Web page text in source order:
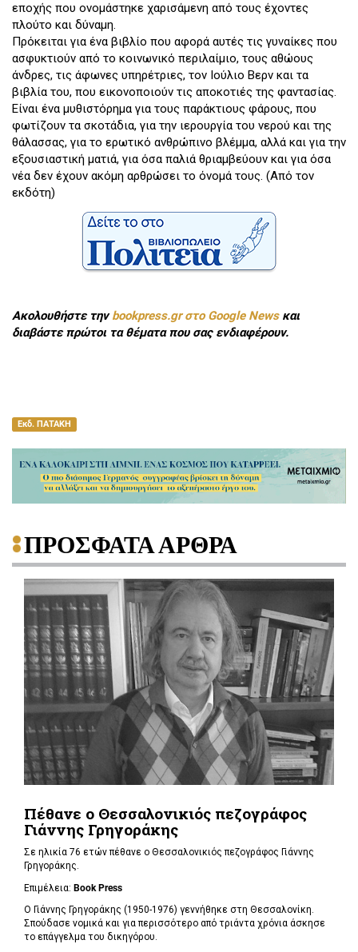
εποχής που ονομάστηκε χαρισάμενη από τους έχοντες
πλούτο και δύναμη.
Πρόκειται για ένα βιβλίο που αφορά αυτές τις γυναίκες που
ασφυκτιούν από το κοινωνικό περιλαίμιο, τους αθώους
άνδρες, τις άφωνες υπηρέτριες, τον Ιούλιο Βερν και τα
βιβλία του, που εικονοποιούν τις αποκοτιές της φαντασίας.
Είναι ένα μυθιστόρημα για τους παράκτιους φάρους, που
φωτίζουν τα σκοτάδια, για την ιερουργία του νερού και της
θάλασσας, για το ερωτικό ανθρώπινο βλέμμα, αλλά και για την
εξουσιαστική ματιά, για όσα παλιά θριαμβεύουν και για όσα
νέα δεν έχουν ακόμη αρθρώσει το όνομά τους. (Από τον
εκδότη)
Ακολουθήστε τηνbookpress.gr στο Google Newsκαι
διαβάστε πρώτοι τα θέματα που σας ενδιαφέρουν.
Εκδ. ΠΑΤΑΚΗ
ΠΡΟΣΦΑΤΑ ΑΡΘΡΑ
Πέθανε ο Θεσσαλονικιός πεζογράφος
Γιάννης Γρηγοράκης
Σε ηλικία 76 ετών πέθανε ο Θεσσαλονικιός πεζογράφος Γιάννης
Γρηγοράκης.
Επιμέλεια: Book Press
Ο Γιάννης Γρηγοράκης (1950-1976) γεννήθηκε στη Θεσσαλονίκη.
Σπούδασε νομικά και για περισσότερο από τριάντα χρόνια άσκησε
το επάγγελμα του δικηγόρου.